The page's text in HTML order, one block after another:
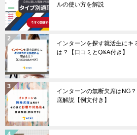
ルの使い方を解説
インターンを探す就活生にキ
は？【口コミとQ&A付き】
インターンの無断欠席はNG
底解説【例文付き】